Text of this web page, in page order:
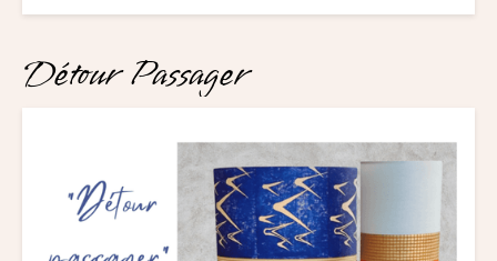
Détour Passager